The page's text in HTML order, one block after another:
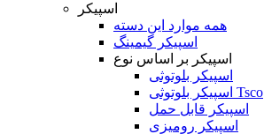
اسپیکر
همه موارد این دسته
اسپیکر گیمینگ
اسپیکر بر اساس نوع
اسپیکر بلوتوثی
اسپیکر بلوتوثی Tsco
اسپیکر قابل حمل
اسپیکر رومیزی